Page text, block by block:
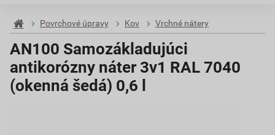
Povrchové úpravy Kov Vrchné nátery
AN100 Samozákladujúci
antikorózny náter 3v1 RAL 7040
(okenná šedá) 0,6 l